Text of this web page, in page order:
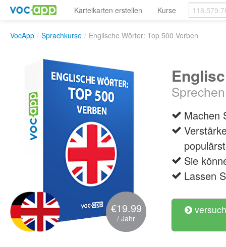
Karteikarten erstellen Kurse
VocApp / Sprachkurse / Englische Wörter: Top 500 Verben
€19.99
/ Jahr
Machen
Sie
Lassen